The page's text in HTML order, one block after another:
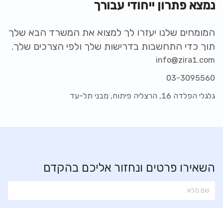
נמצא פתרון ייחודי עבורך
המומחים שלנו יעזרו לך למצוא את המשרד הבא שלך
תוך כדי התחשבות בדרישות שלך ולפי הצרכים שלך.
info@zira1.com
03-3095560
גלגלי הפלדה 16, הרצליה פיתוח, מבני תל-עד
השאירו פרטים ונחזור אליכם בהקדם